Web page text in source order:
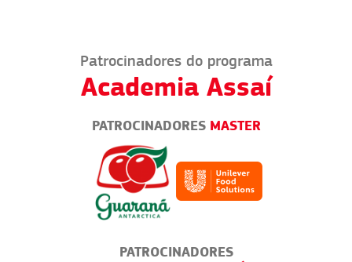
Patrocinadores do programa
Academia Assaí
PATROCINADORES MASTER
PATROCINADORES